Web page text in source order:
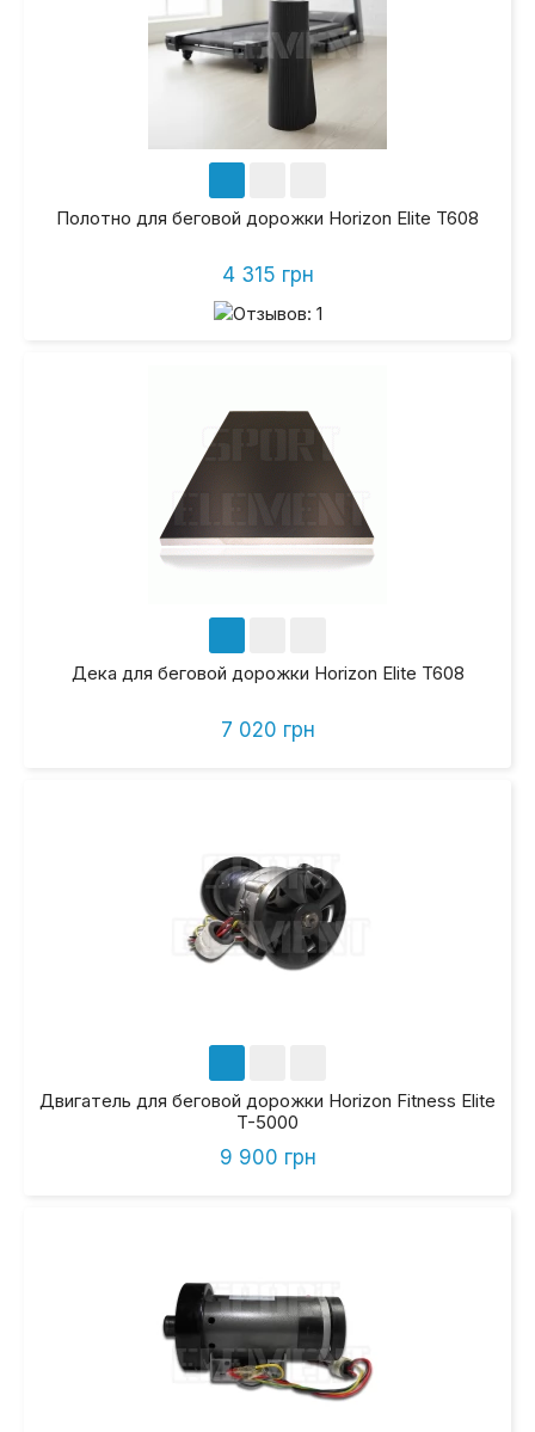
Полотно для беговой дорожки Horizon Elite T608
4 315 грн
Дека для беговой дорожки Horizon Elite T608
7 020 грн
Двигатель для беговой дорожки Horizon Fitness Elite
T-5000
9 900 грн